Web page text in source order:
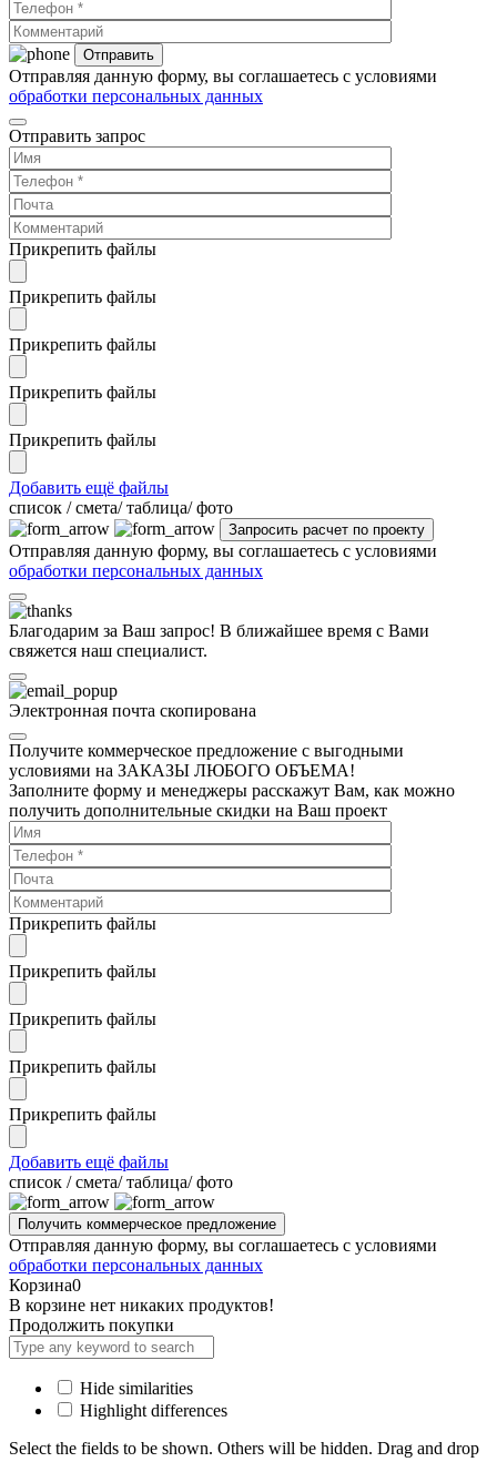
Отправляя данную форму, вы соглашаетесь с условиями
обработки персональных данных
Отправить запрос
Прикрепить файлы
Прикрепить файлы
Прикрепить файлы
Прикрепить файлы
Прикрепить файлы
Добавить ещё файлы
cписок / смета/ таблица/ фото
Отправляя данную форму, вы соглашаетесь с условиями
обработки персональных данных
Благодарим за Ваш запрос! В ближайшее время с Вами
свяжется наш специалист.
Электронная почта скопирована
Получите коммерческое предложение с выгодными
условиями на ЗАКАЗЫ ЛЮБОГО ОБЪЕМА!
Заполните форму и менеджеры расскажут Вам, как можно
получить дополнительные скидки на Ваш проект
Прикрепить файлы
Прикрепить файлы
Прикрепить файлы
Прикрепить файлы
Прикрепить файлы
Добавить ещё файлы
cписок / смета/ таблица/ фото
Отправляя данную форму, вы соглашаетесь с условиями
обработки персональных данных
Корзина0
В корзине нет никаких продуктов!
Продолжить покупки
Hide similarities
Highlight differences
Select the fields to be shown. Others will be hidden. Drag and drop